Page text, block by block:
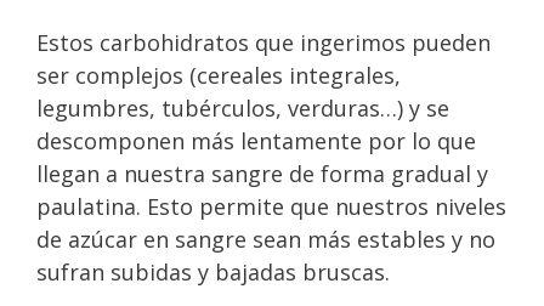
Estos carbohidratos que ingerimos pueden
ser complejos (cereales integrales,
legumbres, tubérculos, verduras…) y se
descomponen más lentamente por lo que
llegan a nuestra sangre de forma gradual y
paulatina. Esto permite que nuestros niveles
de azúcar en sangre sean más estables y no
sufran subidas y bajadas bruscas.